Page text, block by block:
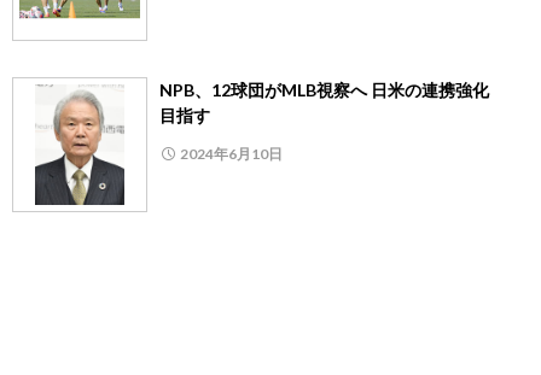
NPB、12球団がMLB視察へ 日米の連携強化
目指す
2024年6月10日